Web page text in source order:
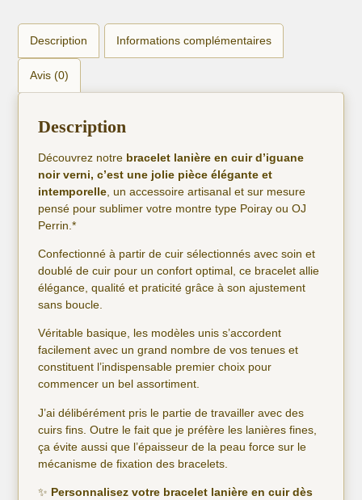
Description Informations complémentaires
Avis (0)
Description
Découvrez notre bracelet lanière en cuir d’iguane
noir verni, c’est une jolie pièce élégante et
intemporelle , un accessoire artisanal et sur mesure
pensé pour sublimer votre montre type Poiray ou OJ
Perrin.*
Confectionné à partir de cuir sélectionnés avec soin et
doublé de cuir pour un confort optimal, ce bracelet allie
élégance, qualité et praticité grâce à son ajustement
sans boucle.
Véritable basique, les modèles unis s’accordent
facilement avec un grand nombre de vos tenues et
constituent l’indispensable premier choix pour
commencer un bel assortiment.
J’ai délibérément pris le partie de travailler avec des
cuirs fins. Outre le fait que je préfère les lanières fines,
ça évite aussi que l’épaisseur de la peau force sur le
mécanisme de fixation des bracelets.
✨ Personnalisez votre bracelet lanière en cuir dès